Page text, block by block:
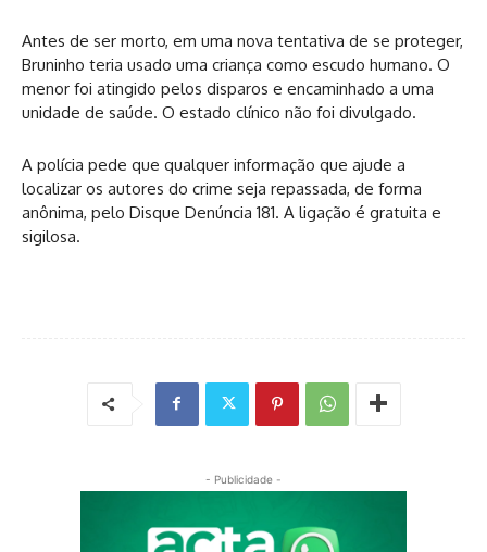
Antes de ser morto, em uma nova tentativa de se proteger,
Bruninho teria usado uma criança como escudo humano. O
menor foi atingido pelos disparos e encaminhado a uma
unidade de saúde. O estado clínico não foi divulgado.
A polícia pede que qualquer informação que ajude a
localizar os autores do crime seja repassada, de forma
anônima, pelo Disque Denúncia 181. A ligação é gratuita e
sigilosa.
- Publicidade -